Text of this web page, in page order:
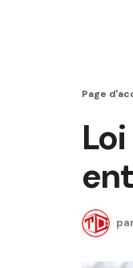
Page
par